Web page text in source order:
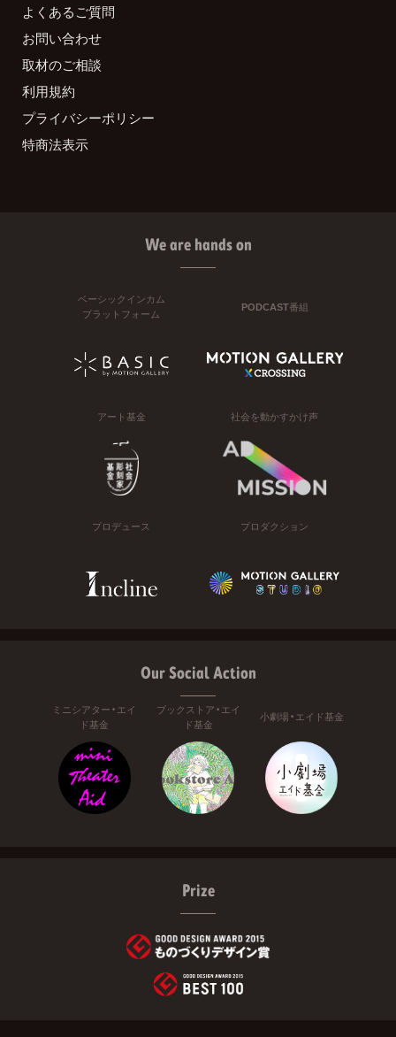
よくあるご質問
お問い合わせ
取材のご相談
利用規約
プライバシーポリシー
特商法表示
We are hands on
ベーシックインカム
プラットフォーム
PODCAST番組
アート基金 社会を動かすかけ声
プロデュース プロダクション
Our Social Action
ミニシアター・エイ
ド基金
ブックストア・エイ
ド基金
小劇場・エイド基金
Prize